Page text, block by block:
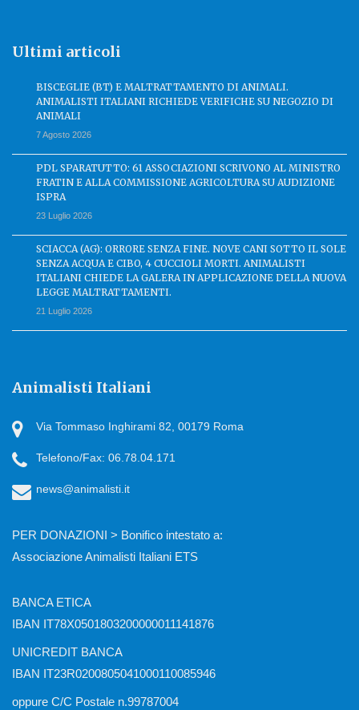
Ultimi articoli
BISCEGLIE (BT) E MALTRATTAMENTO DI ANIMALI.
ANIMALISTI ITALIANI RICHIEDE VERIFICHE SU NEGOZIO DI
ANIMALI
7 Agosto 2026
PDL SPARATUTTO: 61 ASSOCIAZIONI SCRIVONO AL MINISTRO
FRATIN E ALLA COMMISSIONE AGRICOLTURA SU AUDIZIONE
ISPRA
23 Luglio 2026
SCIACCA (AG): ORRORE SENZA FINE. NOVE CANI SOTTO IL SOLE
SENZA ACQUA E CIBO, 4 CUCCIOLI MORTI. ANIMALISTI
ITALIANI CHIEDE LA GALERA IN APPLICAZIONE DELLA NUOVA
LEGGE MALTRATTAMENTI.
21 Luglio 2026
Animalisti Italiani
Via Tommaso Inghirami 82, 00179 Roma
Telefono/Fax: 06.78.04.171
news@animalisti.it
PER DONAZIONI > Bonifico intestato a:
Associazione Animalisti Italiani ETS
BANCA ETICA
IBAN IT78X0501803200000011141876
UNICREDIT BANCA
IBAN IT23R0200805041000110085946
oppure C/C Postale n.99787004